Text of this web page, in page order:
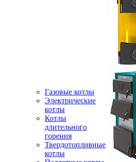
Газовые котлы
Электрические
котлы
Котлы
длительного
горения
Твердотопливные
котлы